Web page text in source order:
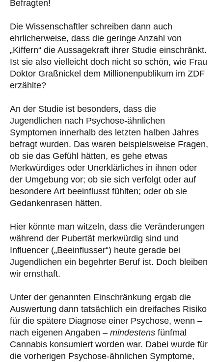
Befragten!
Die Wissenschaftler schreiben dann auch
ehrlicherweise, dass die geringe Anzahl von
„Kiffern“ die Aussagekraft ihrer Studie einschränkt.
Ist sie also vielleicht doch nicht so schön, wie Frau
Doktor Graßnickel dem Millionenpublikum im ZDF
erzählte?
An der Studie ist besonders, dass die
Jugendlichen nach Psychose-ähnlichen
Symptomen innerhalb des letzten halben Jahres
befragt wurden. Das waren beispielsweise Fragen,
ob sie das Gefühl hätten, es gehe etwas
Merkwürdiges oder Unerklärliches in ihnen oder
der Umgebung vor; ob sie sich verfolgt oder auf
besondere Art beeinflusst fühlten; oder ob sie
Gedankenrasen hätten.
Hier könnte man witzeln, dass die Veränderungen
während der Pubertät merkwürdig sind und
Influencer („Beeinflusser“) heute gerade bei
Jugendlichen ein begehrter Beruf ist. Doch bleiben
wir ernsthaft.
Unter der genannten Einschränkung ergab die
Auswertung dann tatsächlich ein dreifaches Risiko
für die spätere Diagnose einer Psychose, wenn –
nach eigenen Angaben – mindestens fünfmal
Cannabis konsumiert worden war. Dabei wurde für
die vorherigen Psychose-ähnlichen Symptome,